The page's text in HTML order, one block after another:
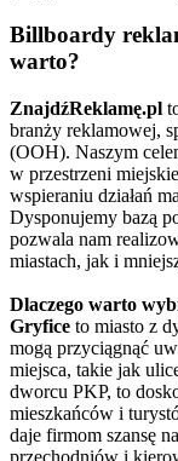
Billboardy
warto?
ZnajdźReklamę.pl
branży reklamowej,
(OOH). Naszym
w przestrzeni
wspieraniu działań
Dysponujemy bazą
pozwala nam
miastach, jak i
Dlaczego warto
Gryfice to miasto z
mogą przyciągnąć
miejsca, takie jak
dworcu PKP, to
mieszkańców i
daje firmom szansę
przechodniów i